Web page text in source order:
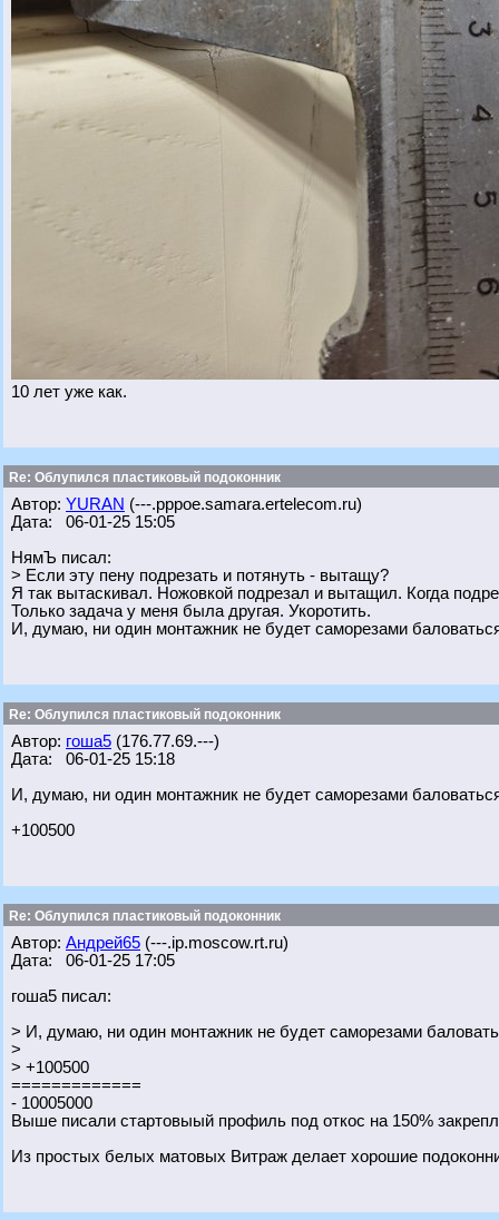
10 лет уже как.
Re: Облупился пластиковый подоконник
Автор: YURAN (---.pppoe.samara.ertelecom.ru)
Дата: 06-01-25 15:05
НямЪ писал:
> Если эту пену подрезать и потянуть - вытащу?
Я так вытаскивал. Ножовкой подрезал и вытащил. Когда
Только задача у меня была другая. Укоротить.
И, думаю, ни один монтажник не будет саморезами
Re: Облупился пластиковый подоконник
Автор: гоша5 (176.77.69.---)
Дата: 06-01-25 15:18
И, думаю, ни один монтажник не будет саморезами
+100500
Re: Облупился пластиковый подоконник
Автор: Андрей65 (---.ip.moscow.rt.ru)
Дата: 06-01-25 17:05
гоша5 писал:
> И, думаю, ни один монтажник не будет саморезами
>
> +100500
=============
- 10005000
Выше писали стартовыый профиль под откос на 150%
Из простых белых матовых Витраж делает хорошие